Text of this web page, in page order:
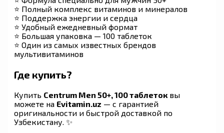
⭐ Полный комплекс витаминов и минералов
⭐ Поддержка энергии и сердца
⭐ Удобный ежедневный формат
⭐ Большая упаковка — 100 таблеток
⭐ Один из самых известных брендов
мультивитаминов
Где купить?
Купить Centrum Men 50+, 100 таблеток вы
можете на Evitamin.uz — с гарантией
оригинальности и быстрой доставкой по
Узбекистану. ✨